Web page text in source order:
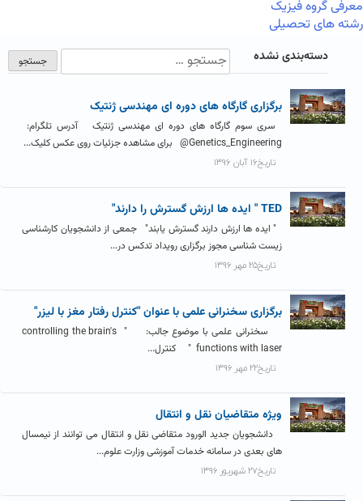
معرفی گروه فیزیک
رشته های تحصیلی
دسته‌بندی نشده
برگزاری گارگاه های دوره ای مهندسی ژنتیک
سری سوم گارگاه های دوره ای مهندسی ژنتیک آدرس تلگرام:
Genetics_Engineering@ برای مشاهده جزئیات روی عکس کلیک...
تاریخ۱۶ آبان ۱۳۹۶
TED " ایده ها ارزش گسترش را دارند"
" ایده­ ها ارزش دارند گسترش یابند" جمعی از دانشجویان کارشناسی
زیست شناسی مجوز برگزاری رویداد تدکس در...
تاریخ۲۵ مهر ۱۳۹۶
برگزاری سخنرانی علمی با عنوان "کنترل رفتار مغز با لیزر"
سخنرانی علمی با موضوع جالب: " controlling the brain's
functions with laser " کنترل...
تاریخ۲۲ مهر ۱۳۹۶
ویژه متقاضیان نقل و انتقال
دانشجویان جدید الورود متقاضی نقل و انتقال می توانند از نیمسال
های بعدی در سامانه خدمات آموزشی وزارت علوم...
تاریخ۲۷ شهریور ۱۳۹۶